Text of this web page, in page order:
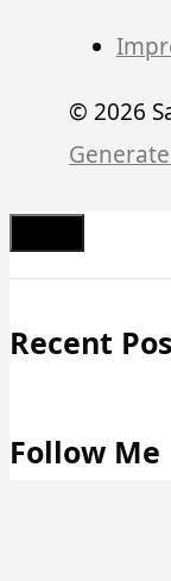
© 2026
Schließen
Recent
Follow Me